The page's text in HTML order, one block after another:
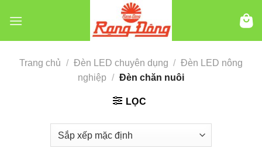
đến
Trang chủ / Đèn LED chuyên dụng / Đèn LED nông
nghiệp / Đèn chăn nuôi
LỌC